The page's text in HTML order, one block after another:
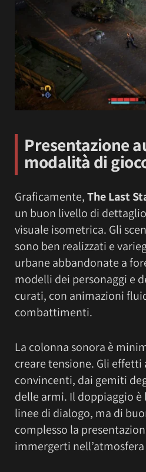
Presentazione
modalità di
Graficamente,The Last
un buon livello di
visuale isometrica. Gli
sono ben realizzati e
urbane abbandonate a
modelli dei personaggi e
curati, con animazioni
combattimenti.
La colonna sonora è
creare tensione. Gli effetti
convincenti, dai gemiti
delle armi. Il doppiaggio
linee di dialogo, ma di
complesso la
immergerti